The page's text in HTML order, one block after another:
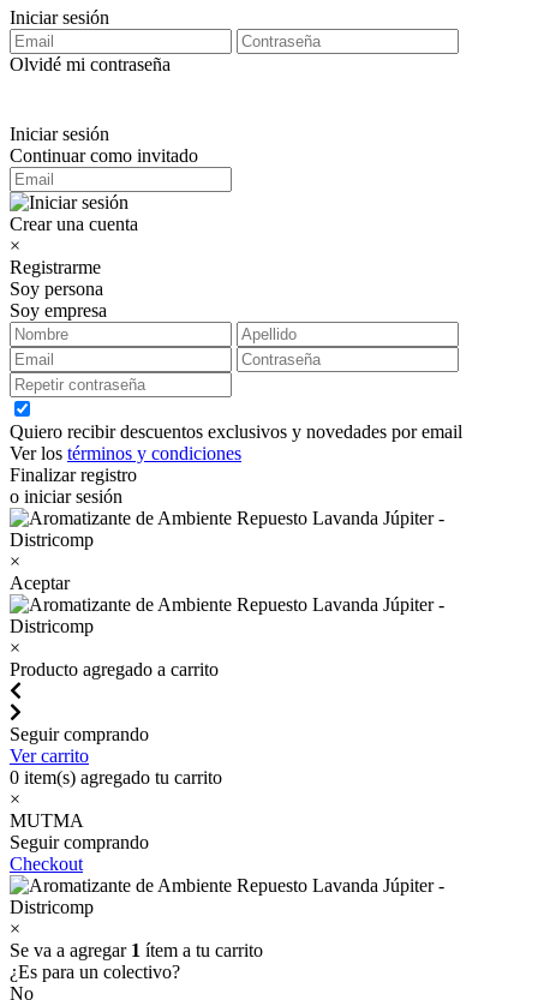
Iniciar sesión
Olvidé mi contraseña
Iniciar sesión
Continuar como invitado
Crear una cuenta
×
Registrarme
Soy persona
Soy empresa
Quiero recibir descuentos exclusivos y novedades por email
Ver los términos y condiciones
Finalizar registro
o iniciar sesión
×
Aceptar
×
Producto agregado a carrito
Seguir comprando
Ver carrito
0 item(s) agregado tu carrito
×
MUTMA
Seguir comprando
Checkout
×
Se va a agregar 1 ítem a tu carrito
¿Es para un colectivo?
No